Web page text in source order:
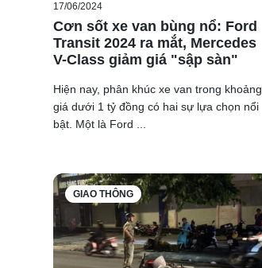
17/06/2024
Cơn sốt xe van bùng nổ: Ford
Transit 2024 ra mắt, Mercedes
V-Class giảm giá "sập sàn"
Hiện nay, phân khúc xe van trong khoảng
giá dưới 1 tỷ đồng có hai sự lựa chọn nổi
bật. Một là Ford ...
GIAO THÔNG